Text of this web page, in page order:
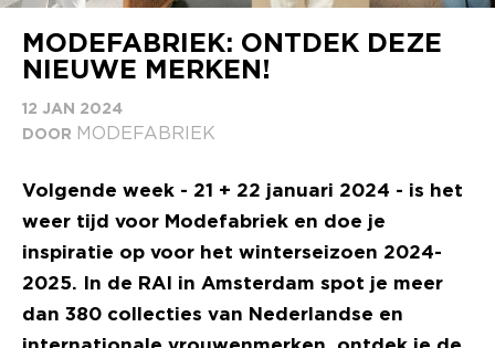
MODEFABRIEK: ONTDEK DEZE
NIEUWE MERKEN!
12 JAN 2024
DOOR MODEFABRIEK
Volgende week - 21 + 22 januari 2024 - is het
weer tijd voor Modefabriek en doe je
inspiratie op voor het winterseizoen 2024-
2025. In de RAI in Amsterdam spot je meer
dan 380 collecties van Nederlandse en